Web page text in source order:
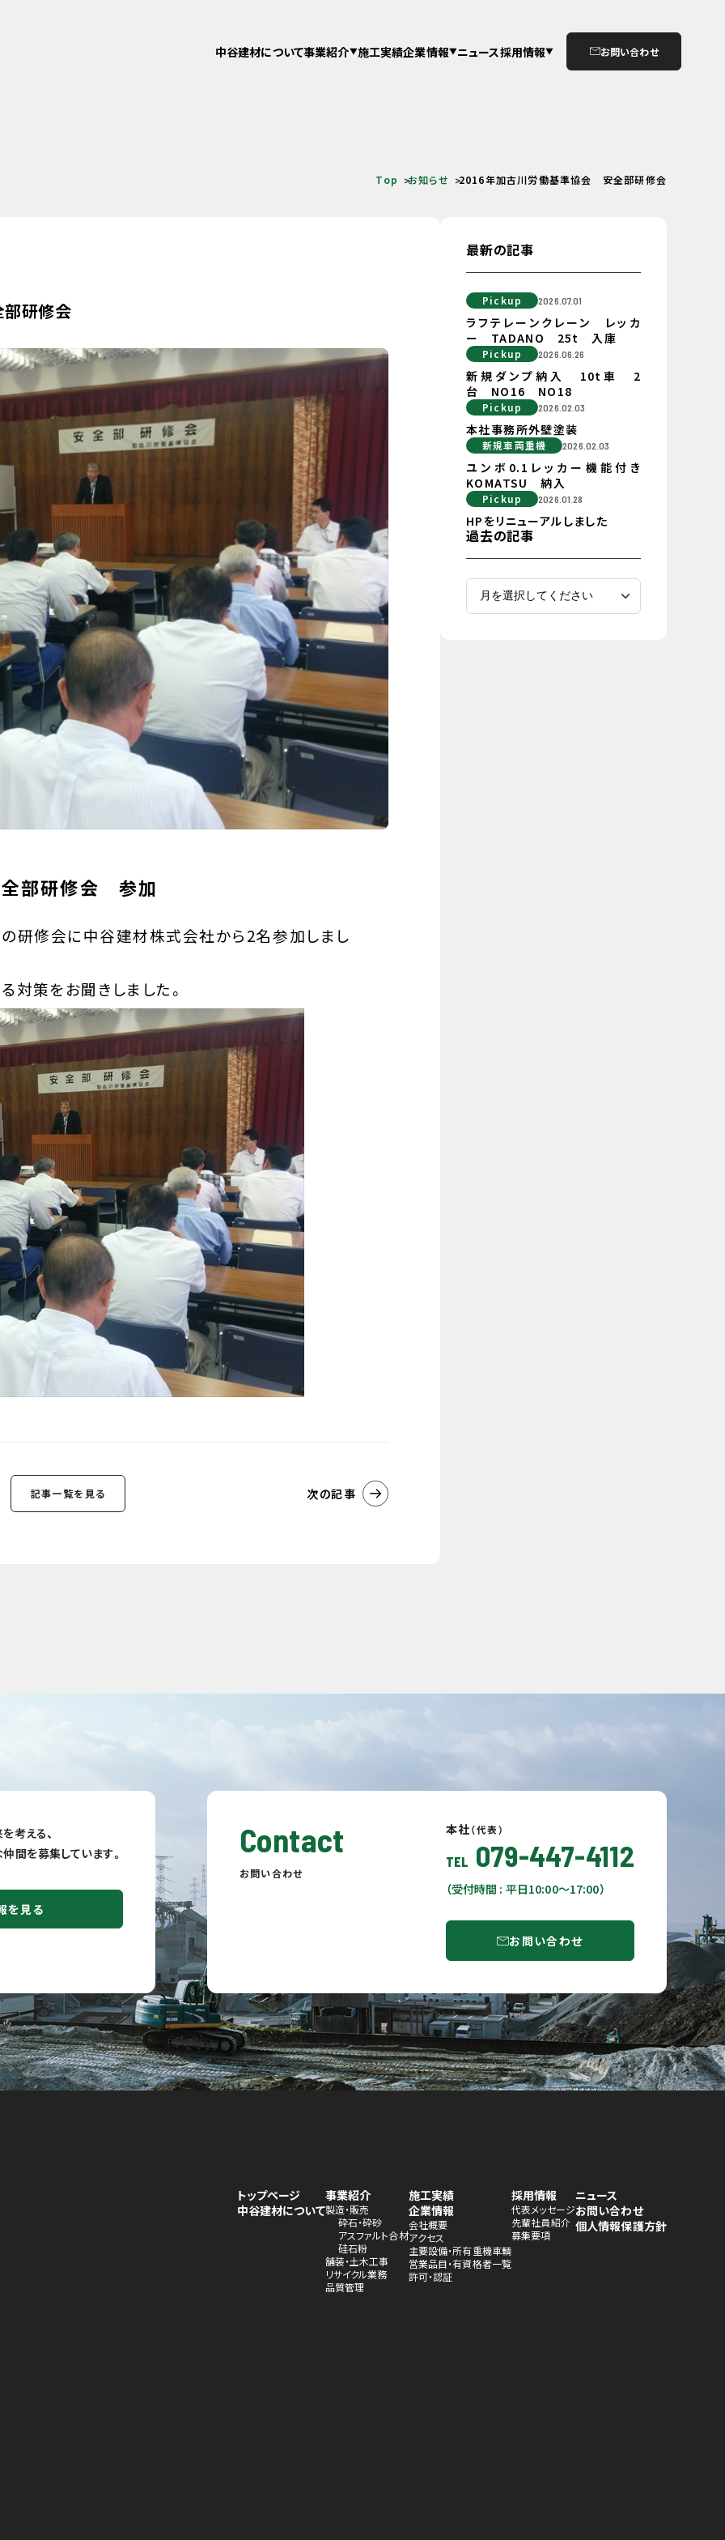
中谷建材について事業紹介 施工実績企業情報 ニュース採用情報 お問い合わせ
Top お知らせ 2016年加古川労働基準協会 安全部研修会
研修会
部研修会 参加
修会に中谷建材株式会社から2名参加しまし
対策をお聞きしました。
記事一覧を見る 次の記事
最新の記事
Pickup 2026.07.01
ラフテレーンクレーン レッカ
ー TADANO 25t 入庫
Pickup 2026.06.26
新規ダンプ納入 10t車 2
台 NO16 NO18
Pickup 2026.02.03
本社事務所外壁塗装
新規車両重機 2026.02.03
ユンボ0.1レッカー機能付き
KOMATSU 納入
Pickup 2026.01.28
HPをリニューアルしました
過去の記事
考える、
を募集しています。
を見る
Contact
お問い合わせ
本社（代表）
TEL 079-447-4112
（受付時間 : 平日10:00〜17:00）
お問い合わせ
トップページ
中谷建材について
事業紹介
製造・販売
砕石・砕砂
アスファルト合材
硅石粉
舗装・土木工事
リサイクル業務
品質管理
施工実績
企業情報
会社概要
アクセス
主要設備・所有重機車輌
営業品目・有資格者一覧
許可・認証
採用情報
代表メッセージ
先輩社員紹介
募集要項
ニュース
お問い合わせ
個人情報保護方針